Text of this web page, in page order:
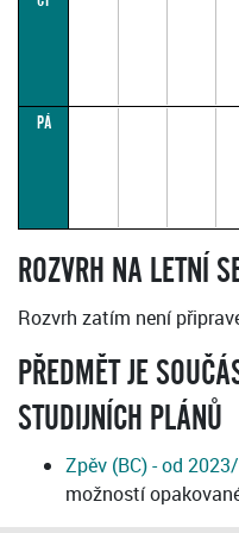
PÁ
ROZVRH NA LETNÍ
Rozvrh zatím není
PŘEDMĚT JE
STUDIJNÍCH PLÁNŮ
Zpěv (BC) - od
možností